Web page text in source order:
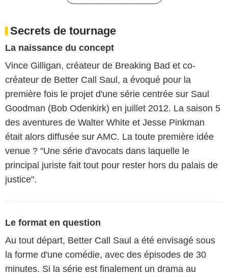
Secrets de tournage
La naissance du concept
Vince Gilligan, créateur de Breaking Bad et co-
créateur de Better Call Saul, a évoqué pour la
première fois le projet d'une série centrée sur Saul
Goodman (Bob Odenkirk) en juillet 2012. La saison 5
des aventures de Walter White et Jesse Pinkman
était alors diffusée sur AMC. La toute première idée
venue ? "Une série d'avocats dans laquelle le
principal juriste fait tout pour rester hors du palais de
justice".
Le format en question
Au tout départ, Better Call Saul a été envisagé sous
la forme d'une comédie, avec des épisodes de 30
minutes. Si la série est finalement un drama au